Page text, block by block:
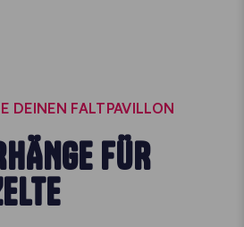
DEINEN FALTPAVILLON
FÜR